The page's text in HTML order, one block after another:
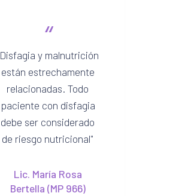
“
Disfagia y malnutrición
están estrechamente
relacionadas. Todo
paciente con disfagia
debe ser considerado
de riesgo nutricional
Lic. María Rosa
Bertella (MP 966)